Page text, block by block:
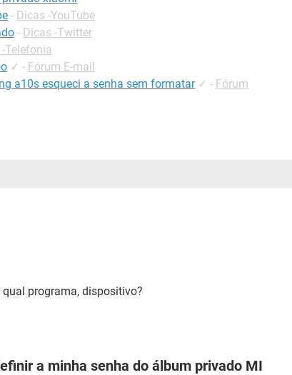
- Dicas -YouTube
- Dicas -Twitter
Telefonia
✓ - Fórum E-mail
a10s esqueci a senha sem formatar ✓ - Fórum
programa, dispositivo?
a minha senha do álbum privado MI